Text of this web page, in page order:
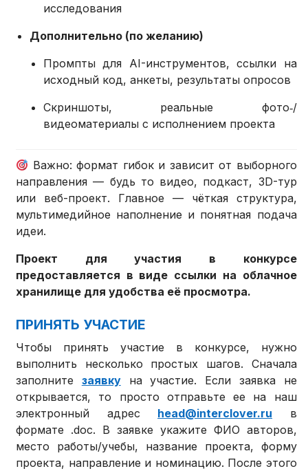
исследования
Дополнительно (по желанию)
Промпты для AI-инструментов, ссылки на
исходный код, анкеты, результаты опросов
Скриншоты, реальные фото‑/
видеоматериалы с исполнением проекта
Важно: формат гибок и зависит от выборного
направления — будь то видео, подкаст, 3D-тур
или веб-проект. Главное — чёткая структура,
мультимедийное наполнение и понятная подача
идеи.
Проект для участия в конкурсе
предоставляется в виде ссылки на облачное
хранилище для удобства её просмотра.
ПРИНЯТЬ УЧАСТИЕ
Чтобы принять участие в конкурсе, нужно
выполнить несколько простых шагов. Сначала
заполните заявкуна участие. Если заявка не
открывается, то просто отправьте ее на наш
электронный адрес head@interclover.ru в
формате .doc. В заявке укажите ФИО авторов,
место работы/учебы, название проекта, форму
проекта, направление и номинацию. После этого